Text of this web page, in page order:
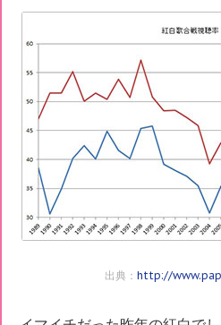
出典： http://